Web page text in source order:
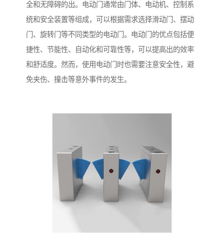
全和无障碍的出。电动门通常由门体、电动机、控制系
统和安全装置等组成，可以根据需求选择滑动门、摆动
门、旋转门等不同类型的电动门。电动门的优点包括便
捷性、节能性、自动化和可靠性等，可以提高出的效率
和舒适度。然而，使用电动门时也需要注意安全性，避
免夹伤、撞击等意外事件的发生。